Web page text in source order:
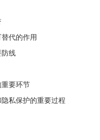
代的作用
防线
要环节
私保护的重要过程